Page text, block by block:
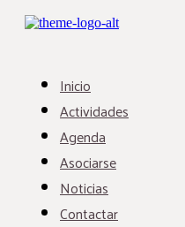
Inicio
Actividades
Agenda
Asociarse
Noticias
Contactar